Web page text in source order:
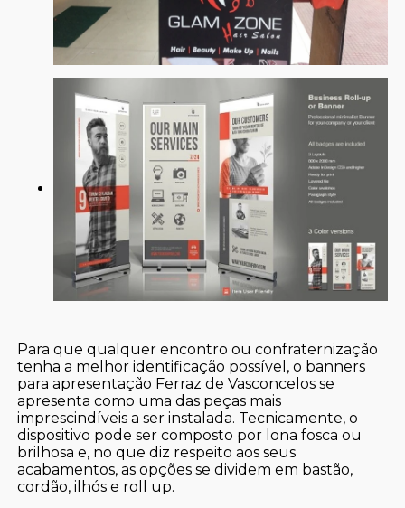
Para que qualquer encontro ou confraternização
tenha a melhor identificação possível, o banners
para apresentação Ferraz de Vasconcelos se
apresenta como uma das peças mais
imprescindíveis a ser instalada. Tecnicamente, o
dispositivo pode ser composto por lona fosca ou
brilhosa e, no que diz respeito aos seus
acabamentos, as opções se dividem em bastão,
cordão, ilhós e roll up.